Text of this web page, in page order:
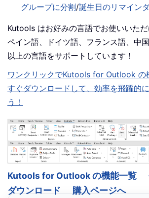
グループに分割/誕生日のリマイン
Kutools はお好みの言語でお使いいた
ペイン語、ドイツ語、フランス語、中
以上の言語をサポートしています！
ワンクリックでKutools for Outlook の
すぐダウンロードして、効率を飛躍的
う！
Kutools for Outlook の機能一覧
ダウンロード
購入ページへ